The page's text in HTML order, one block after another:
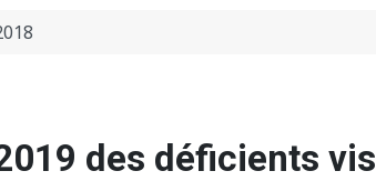
des déficients